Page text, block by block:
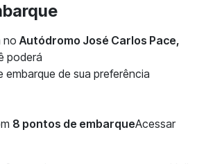
noAutódromo José Carlos Pace,
poderá
de sua preferência
8 pontos de embarqueAcessar